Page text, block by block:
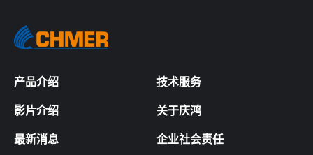
产品介绍 技术服务
影片介绍 关于庆鸿
最新消息 企业社会责任